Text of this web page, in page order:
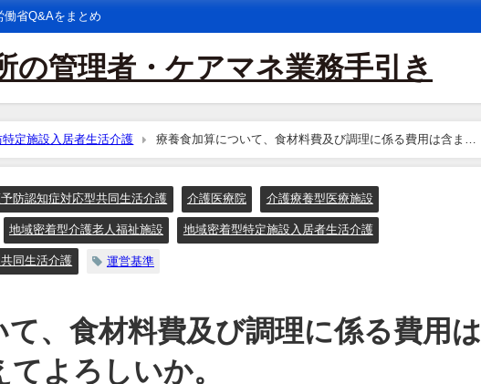
働省Q&Aをまとめ
の管理者・ケアマネ業務手引き
特定施設入居者生活介護
療養食加算について、食材料費及び調理に係る費用は含まれ
防認知症対応型共同生活介護 介護医療院 介護療養型医療施設
地域密着型介護老人福祉施設 地域密着型特定施設入居者生活介護
同生活介護 運営基準
、食材料費及び調理に係る費用は
よろしいか。